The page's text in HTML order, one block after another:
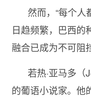
然而，“每个人
日趋频繁，巴西的
融合已成为不可阻
若热·亚马多
的葡语小说家。他